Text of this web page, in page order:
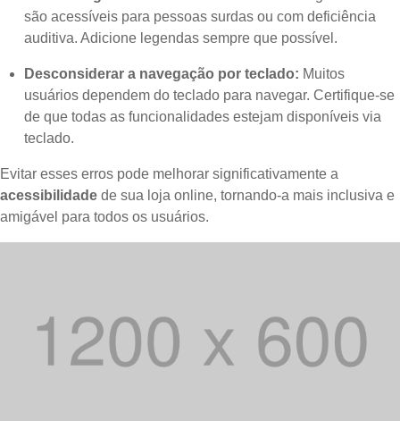
são acessíveis para pessoas surdas ou com deficiência
auditiva. Adicione legendas sempre que possível.
Desconsiderar a navegação por teclado: Muitos
usuários dependem do teclado para navegar. Certifique-se
de que todas as funcionalidades estejam disponíveis via
teclado.
Evitar esses erros pode melhorar significativamente a
acessibilidade de sua loja online, tornando-a mais inclusiva e
amigável para todos os usuários.